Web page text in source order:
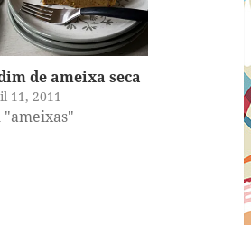
de ameixa seca
11, 2011
"ameixas"